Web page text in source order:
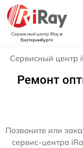
Сервисный центр iRayв
Екатеринбурге
Сервисный центр
Ремонт
Позвоните или
сервис-центра